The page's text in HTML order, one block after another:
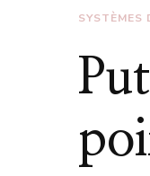
SYSTÈMES